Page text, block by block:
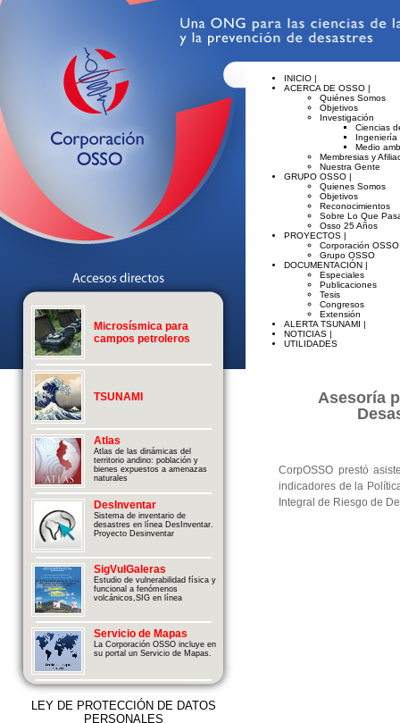
Microsísmica para
campos petroleros
TSUNAMI
Atlas
Atlas de las dinámicas del
territorio andino: población y
bienes expuestos a amenazas
naturales
DesInventar
Sistema de inventario de
desastres en línea DesInventar.
Proyecto Desinventar
SigVulGaleras
Estudio de vulnerabilidad física y
funcional a fenómenos
volcánicos,SIG en línea
Servicio de Mapas
La Corporación OSSO incluye en
su portal un Servicio de Mapas.
LEY DE PROTECCIÓN DE DATOS
PERSONALES
INICIO |
ACERCA DE OSSO |
Quiénes Somos
Objetivos
Investigación
Ciencias
Ingeniería
Medio
Membresias y
Nuestra Gente
GRUPO OSSO |
Quienes Somos
Objetivos
Reconocimientos
Sobre Lo Que
Osso 25 Años
PROYECTOS |
Corporación OSSO
Grupo OSSO
DOCUMENTACIÓN |
Especiales
Publicaciones
Tesis
Congresos
Extensión
ALERTA TSUNAMI |
NOTICIAS |
UTILIDADES
Asesoría
CorpOSSO prestó
indicadores de la
Integral de Riesgo de